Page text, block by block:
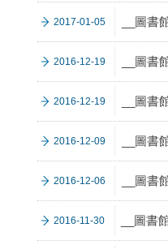
2017-01-05 __圖
2016-12-19 __圖
2016-12-19 __圖書
2016-12-09 __圖書
2016-12-06 __圖
2016-11-30 __圖書